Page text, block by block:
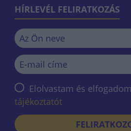
HÍRLEVÉL FELIRATKOZÁS
Elolvastam és
tájékoztatót